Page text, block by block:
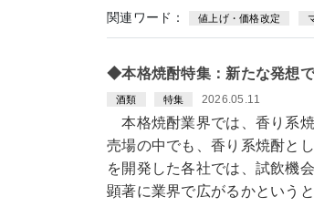
関連ワード： 値上げ・価格改定
◆本格焼酎特集：新たな発想
酒類 特集 2026.05.11
本格焼酎業界では、香り系
売場の中でも、香り系焼酎と
を開発した各社では、試飲機
顕著に業界で広がるかという